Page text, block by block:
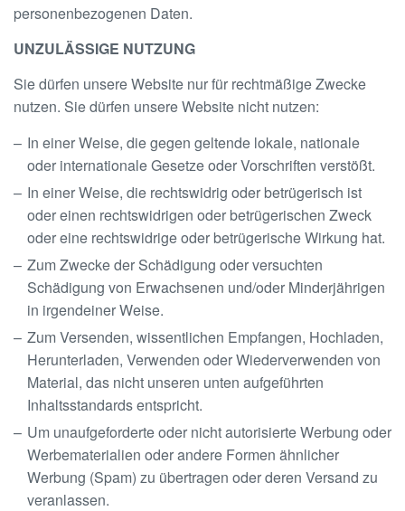
personenbezogenen Daten.
UNZULÄSSIGE NUTZUNG
Sie dürfen unsere Website nur für rechtmäßige Zwecke
nutzen. Sie dürfen unsere Website nicht nutzen:
In einer Weise, die gegen geltende lokale, nationale
oder internationale Gesetze oder Vorschriften verstößt.
In einer Weise, die rechtswidrig oder betrügerisch ist
oder einen rechtswidrigen oder betrügerischen Zweck
oder eine rechtswidrige oder betrügerische Wirkung hat.
Zum Zwecke der Schädigung oder versuchten
Schädigung von Erwachsenen und/oder Minderjährigen
in irgendeiner Weise.
Zum Versenden, wissentlichen Empfangen, Hochladen,
Herunterladen, Verwenden oder Wiederverwenden von
Material, das nicht unseren unten aufgeführten
Inhaltsstandards entspricht.
Um unaufgeforderte oder nicht autorisierte Werbung oder
Werbematerialien oder andere Formen ähnlicher
Werbung (Spam) zu übertragen oder deren Versand zu
veranlassen.